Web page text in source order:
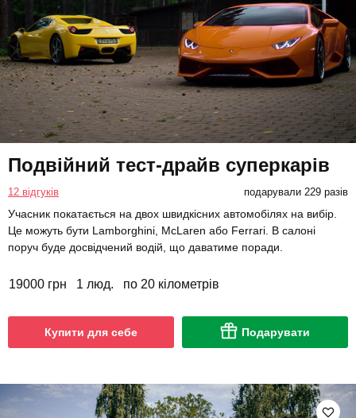
Подвійний тест-драйв суперкарів
12 відгуків подарували 229 разів
Учасник покатається на двох швидкісних автомобілях на вибір.
Це можуть бути Lamborghini, McLaren або Ferrari. В салоні
поруч буде досвідчений водій, що даватиме поради.
19000 грн 1 люд. по 20 кілометрів
Купити для себе Подарувати